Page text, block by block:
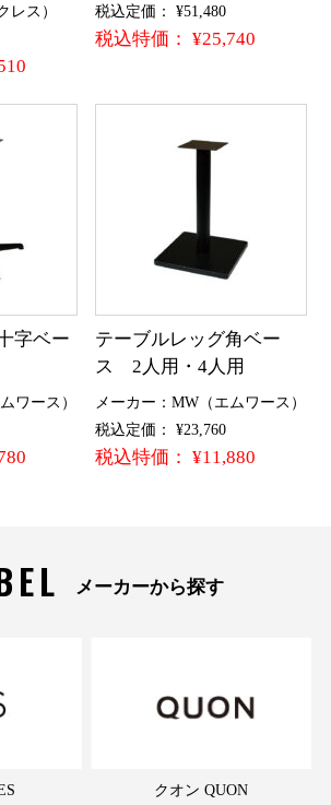
レス）
税込定価： ¥51,480
税込特価： ¥25,740
字ベー
ワース）
テーブルレッグ角ベー
ス 2人用・4人用
メーカー：MW（エムワース）
税込定価： ¥23,760
税込特価： ¥11,880
メーカーから探す
クオン QUON